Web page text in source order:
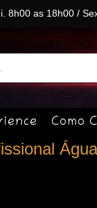
8h00 as 18h00 /
Como